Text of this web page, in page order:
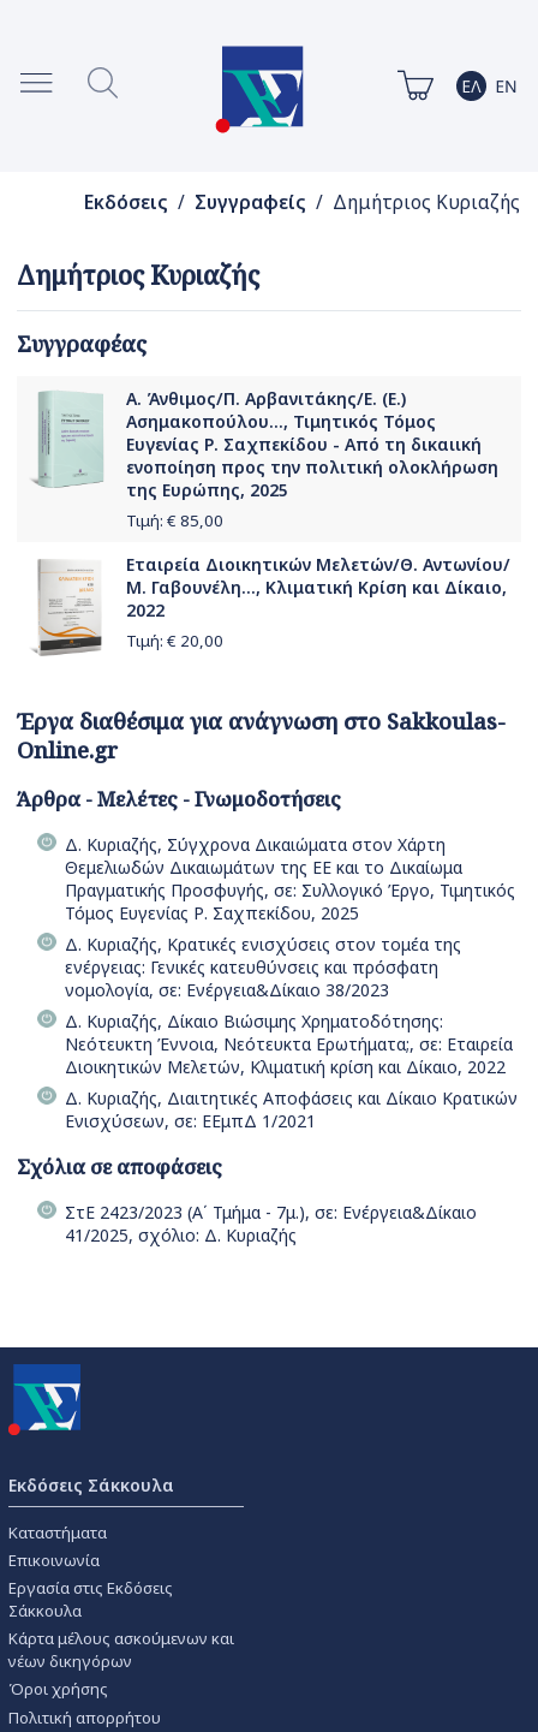
Εκδόσεις / Συγγραφείς / Δημήτριος Κυριαζής
Δημήτριος Κυριαζής
Συγγραφέας
Α. Άνθιμος/Π. Αρβανιτάκης/Ε. (Ε.)
Ασημακοπούλου..., Τιμητικός Τόμος
Ευγενίας Ρ. Σαχπεκίδου - Από τη δικαιική
ενοποίηση προς την πολιτική ολοκλήρωση
της Ευρώπης, 2025
Τιμή: € 85,00
Εταιρεία Διοικητικών Μελετών/Θ. Αντωνίου/
Μ. Γαβουνέλη..., Κλιματική Κρίση και Δίκαιο,
2022
Τιμή: € 20,00
Έργα διαθέσιμα για ανάγνωση στο Sakkoulas-
Online.gr
Άρθρα - Μελέτες - Γνωμοδοτήσεις
Δ. Κυριαζής, Σύγχρονα Δικαιώματα στον Χάρτη
Θεμελιωδών Δικαιωμάτων της ΕΕ και το Δικαίωμα
Πραγματικής Προσφυγής, σε: Συλλογικό Έργο, Τιμητικός
Τόμος Ευγενίας Ρ. Σαχπεκίδου, 2025
Δ. Κυριαζής, Κρατικές ενισχύσεις στον τομέα της
ενέργειας: Γενικές κατευθύνσεις και πρόσφατη
νομολογία, σε: Ενέργεια&Δίκαιο 38/2023
Δ. Κυριαζής, Δίκαιο Βιώσιμης Χρηματοδότησης:
Νεότευκτη Έννοια, Νεότευκτα Ερωτήματα;, σε: Εταιρεία
Διοικητικών Μελετών, Κλιματική κρίση και Δίκαιο, 2022
Δ. Κυριαζής, Διαιτητικές Αποφάσεις και Δίκαιο Κρατικών
Ενισχύσεων, σε: ΕΕμπΔ 1/2021
Σχόλια σε αποφάσεις
ΣτΕ 2423/2023 (Α΄ Τμήμα - 7μ.), σε: Ενέργεια&Δίκαιο
41/2025, σχόλιο: Δ. Κυριαζής
Εκδόσεις Σάκκουλα
Καταστήματα
Επικοινωνία
Εργασία στις Εκδόσεις
Σάκκουλα
Κάρτα μέλους ασκούμενων και
νέων δικηγόρων
Όροι χρήσης
Πολιτική απορρήτου